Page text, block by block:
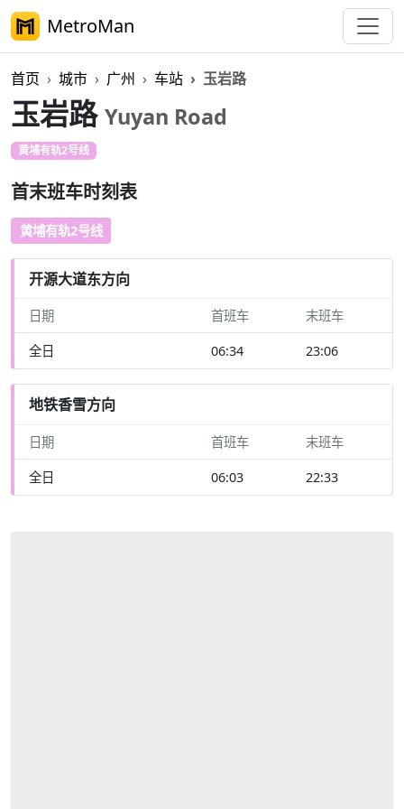
MetroMan
首页 城市 广州 车站 玉岩路
玉岩路 Yuyan Road
黄埔有轨2号线
首末班车时刻表
黄埔有轨2号线
开源大道东方向
日期 首班车 末班车
全日 06:34 23:06
地铁香雪方向
日期 首班车 末班车
全日 06:03 22:33